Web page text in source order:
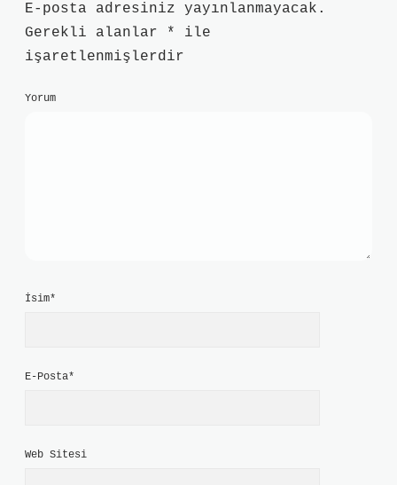
E-posta adresiniz yayınlanmayacak.
Gerekli alanlar
*
ile
işaretlenmişlerdir
Yorum
İsim*
E-Posta*
Web Sitesi